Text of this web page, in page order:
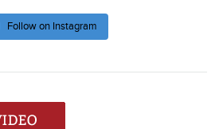
Follow on Instagram